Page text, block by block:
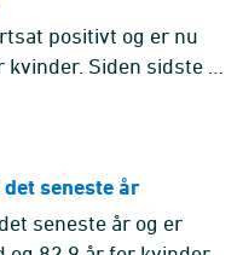
positivt og er nu
Siden sidste år
for mændene og 0,27
seneste år
seneste år og er